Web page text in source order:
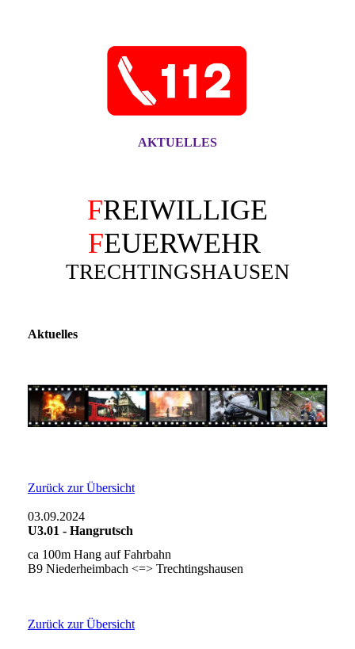
AKTUELLES
FREIWILLIGE
FEUERWEHR
TRECHTINGSHAUSEN
Aktuelles
Zurück zur Übersicht
03.09.2024
U3.01 - Hangrutsch
ca 100m Hang auf Fahrbahn
B9 Niederheimbach <=> Trechtingshausen
Zurück zur Übersicht